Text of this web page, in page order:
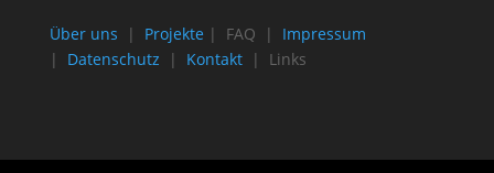
Über uns | Projekte | FAQ | Impressum
| Datenschutz | Kontakt| Links